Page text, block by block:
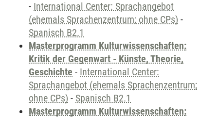
- International Center: Sprachangebot
(ehemals Sprachenzentrum; ohne CPs) -
Spanisch B2.1
Masterprogramm Kulturwissenschaften:
Kritik der Gegenwart - Künste, Theorie,
Geschichte - International Center:
Sprachangebot (ehemals Sprachenzentrum;
ohne CPs) - Spanisch B2.1
Masterprogramm Kulturwissenschaften: